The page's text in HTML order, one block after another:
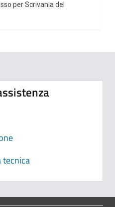
per Scrivania del
tecnica